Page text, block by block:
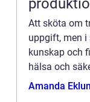
Att sköta om
uppgift, men i
kunskap och
hälsa och
och...
Amanda